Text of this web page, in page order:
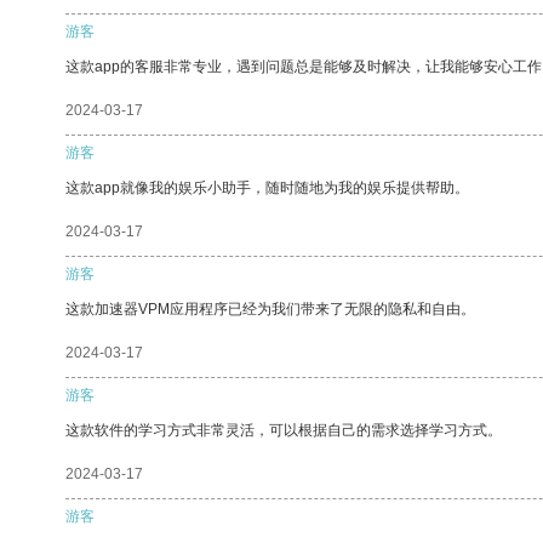
游客
这款app的客服非常专业，遇到问题总是能够及时解决，让我能够安心工
2024-03-17
游客
这款app就像我的娱乐小助手，随时随地为我的娱乐提供帮助。
2024-03-17
游客
这款加速器VPM应用程序已经为我们带来了无限的隐私和自由。
2024-03-17
游客
这款软件的学习方式非常灵活，可以根据自己的需求选择学习方式。
2024-03-17
游客